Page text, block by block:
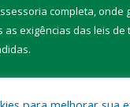
completa, onde
as exigências das leis de